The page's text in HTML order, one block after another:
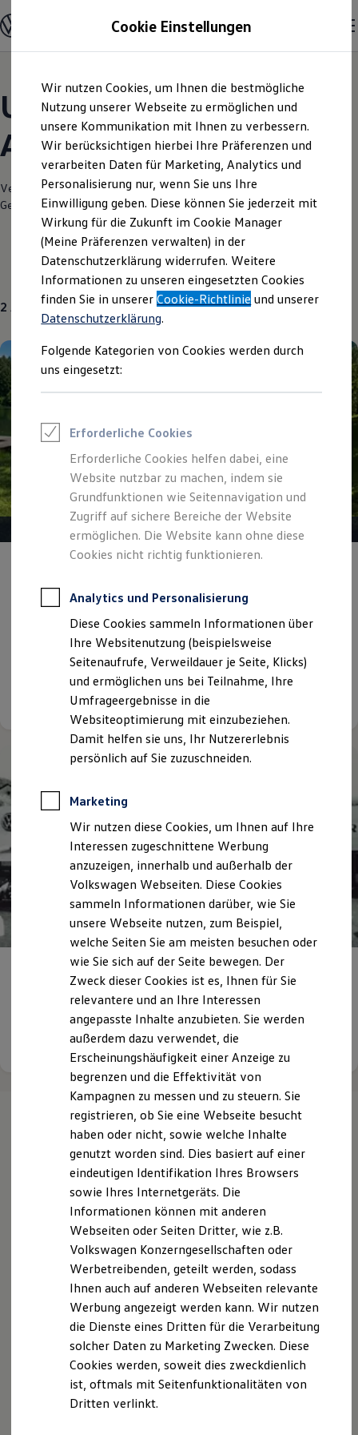
Hauptinhalt
springen
Footer
springen
Modelle und Konfigurator
Konfigurator
Modelle vergleichen
Elektroautos
ENERGY Sondermodelle
Nutzfahrzeuge
SUV und CUV
Familienautos
Kombis
Kompaktwagen
Sportwagen
Schnell verfügbare Fahrzeuge
Angebote und Produkte
Aktuelle Angebote
E-Auto-Förderung
Volkswagen Marktplatz
Die ENERGY Sondermodelle
Junge Gebrauchtwagen und Gebrauchtwagen
Volkswagen Zertifizierte Gebrauchtwagen
Elektromobilität bei Gebrauchtwagen
Saisonangebote
Reifenpakete
Leasing
Leasing-Angebote
Elektroauto Leasing
Kleinwagen-Leasing
Leasing ohne Anzahlung
Finanzierung
Autokredit mit Schlussrate
Versicherungen und Garantien
Kfz-Versicherung
Restschuldversicherungen
Garantien
Professional Class bei Volkswagen
Behörden
Direktkunden
Sonderfahrzeuge
Anpfiff zum Gewinn
Elektromobilität
Elektroautos
ID. Tutorials
Elektrofahrzeugkonzepte
ID. EVERY1
Reichweite
Rekuperation
Laden unterwegs
Laden Zuhause
Ladestationen finden
Ladezeitensimulator
Batterie
Sicherheit
Nachhaltigkeit
Technologie
Kosten und Kauf
Kaufoptionen
E-Auto-Förderung
Software und Konnektivität
Die ID. Software 6
ID. Software Versionen und Updates
Digitale Extras
Schnittstellen zu Ihrem ID.
Hybridautos
Marke und Erlebnis
Volkswagen R und R Experience
R-Modelle
R Experience
Driving Experience
Volkswagen entdecken
Werkbesichtigung
Lifestyle Shop
T-Roc Kollektion
Golf Kollektion
ID. Kollektion
Volkswagen Kollektion
R-Kollektion
GTI Kollektion
Fußball Drop
we drive football
#wedriveproud
Besitzer und Service
Software Updates
Service und Ersatzteile
Unsere aktuellen
Angebote und mehr
Verantwortlich für die Inhalte auf dieser Seite ist die Autohaus
Gerstenmaier Baden GmbH(Impressum & Rechtliches)
2 Angebote
Sommer gut, Rate noch besser.
Der Sommer ist da – und unser Leasingangebot macht
ihn perfekt
Details ansehen
Autohaus Bauschatz & Gerstenmaier –
Volkswagen Händler in Baden-Baden
Details ansehen
Ihrenächsten
Schritte
Probefahrt vereinbaren
Fahrzeugangebot anfordern
Cookie Einstellungen
Wir nutzen Cookies, um Ihnen die bestmögliche
Nutzung unserer Webseite zu ermöglichen und
unsere Kommunikation mit Ihnen zu verbessern.
Wir berücksichtigen hierbei Ihre Präferenzen und
verarbeiten Daten für Marketing, Analytics und
Personalisierung nur, wenn Sie uns Ihre
Einwilligung geben. Diese können Sie jederzeit mit
Wirkung für die Zukunft im Cookie Manager
(Meine Präferenzen verwalten) in der
Datenschutzerklärung widerrufen. Weitere
Informationen zu unseren eingesetzten Cookies
finden Sie in unsererCookie-Richtlinie und unserer
Datenschutzerklärung.
Folgende Kategorien von Cookies werden durch
uns eingesetzt:
Erforderliche Cookies
Erforderliche Cookies helfen dabei, eine
Website nutzbar zu machen, indem sie
Grundfunktionen wie Seitennavigation und
Zugriff auf sichere Bereiche der Website
ermöglichen. Die Website kann ohne diese
Cookies nicht richtig funktionieren.
Analytics und Personalisierung
Diese Cookies sammeln Informationen über
Ihre Websitenutzung (beispielsweise
Seitenaufrufe, Verweildauer je Seite, Klicks)
und ermöglichen uns bei Teilnahme, Ihre
Umfrageergebnisse in die
Websiteoptimierung mit einzubeziehen.
Damit helfen sie uns, Ihr Nutzererlebnis
persönlich auf Sie zuzuschneiden.
Marketing
Wir nutzen diese Cookies, um Ihnen auf Ihre
Interessen zugeschnittene Werbung
anzuzeigen, innerhalb und außerhalb der
Volkswagen Webseiten. Diese Cookies
sammeln Informationen darüber, wie Sie
unsere Webseite nutzen, zum Beispiel,
welche Seiten Sie am meisten besuchen oder
wie Sie sich auf der Seite bewegen. Der
Zweck dieser Cookies ist es, Ihnen für Sie
relevantere und an Ihre Interessen
angepasste Inhalte anzubieten. Sie werden
außerdem dazu verwendet, die
Erscheinungshäufigkeit einer Anzeige zu
begrenzen und die Effektivität von
Kampagnen zu messen und zu steuern. Sie
registrieren, ob Sie eine Webseite besucht
haben oder nicht, sowie welche Inhalte
genutzt worden sind. Dies basiert auf einer
eindeutigen Identifikation Ihres Browsers
sowie Ihres Internetgeräts. Die
Informationen können mit anderen
Webseiten oder Seiten Dritter, wie z.B.
Volkswagen Konzerngesellschaften oder
Werbetreibenden, geteilt werden, sodass
Ihnen auch auf anderen Webseiten relevante
Werbung angezeigt werden kann. Wir nutzen
die Dienste eines Dritten für die Verarbeitung
solcher Daten zu Marketing Zwecken. Diese
Cookies werden, soweit dies zweckdienlich
ist, oftmals mit Seitenfunktionalitäten von
Dritten verlinkt.